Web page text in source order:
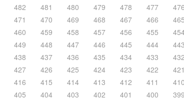
482
481 480 479 478 477
471
470 469 468 467 466
460
459 458 457 456 455
449
448 447 446 445 444
438
437 436 435 434 433
427
426 425 424 423 422
416
415 414 413 412 411
405
404 403 402 401 400